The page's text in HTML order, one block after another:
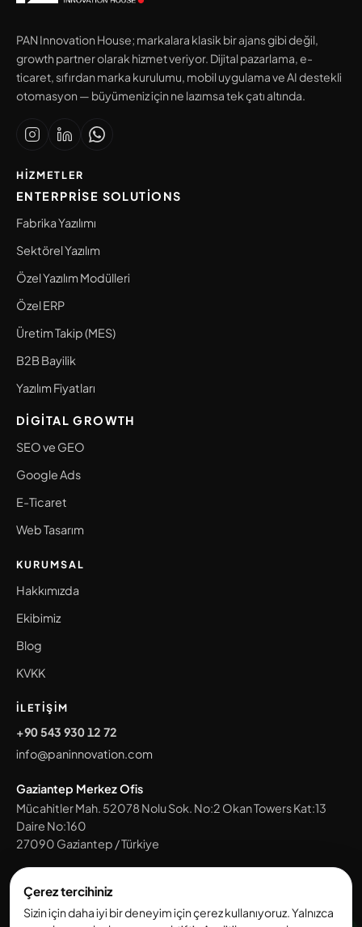
PAN Innovation House; markalara klasik bir ajans gibi değil,
growth partner olarak hizmet veriyor. Dijital pazarlama, e-
ticaret, sıfırdan marka kurulumu, mobil uygulama ve AI destekli
otomasyon — büyümeniz için ne lazımsa tek çatı altında.
HIZMETLER
ENTERPRISE SOLUTIONS
Fabrika Yazılımı
Sektörel Yazılım
Özel Yazılım Modülleri
Özel ERP
Üretim Takip (MES)
B2B Bayilik
Yazılım Fiyatları
DIGITAL GROWTH
SEO ve GEO
Google Ads
E-Ticaret
Web Tasarım
KURUMSAL
Hakkımızda
Ekibimiz
Blog
KVKK
İLETIŞIM
+90 543 930 12 72
info@paninnovation.com
Gaziantep Merkez Ofis
Mücahitler Mah. 52078 Nolu Sok. No:2 Okan Towers Kat:13
Daire No:160
27090 Gaziantep /Türkiye
Tüm ofislerimizi gör →
Çerez tercihiniz
Sizin için daha iyi bir deneyim için çerez kullanıyoruz. Yalnızca